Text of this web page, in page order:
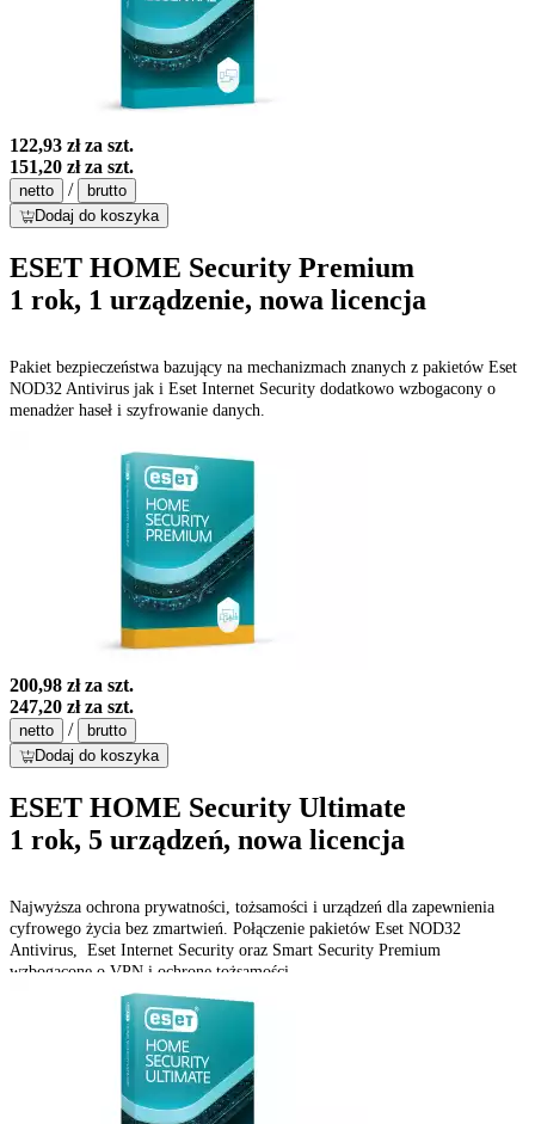
122,93 złza szt.
151,20 złza szt.
netto /
brutto
Dodaj do koszyka
ESET HOME Security Premium
1 rok, 1 urządzenie, nowa licencja
Pakiet bezpieczeństwa bazujący na mechanizmach znanych z pakietów Eset
NOD32 Antivirus jak i Eset Internet Security dodatkowo wzbogacony o
menadżer haseł i szyfrowanie danych.
200,98 złza szt.
247,20 złza szt.
netto /
brutto
Dodaj do koszyka
ESET HOME Security Ultimate
1 rok, 5 urządzeń, nowa licencja
Najwyższa ochrona prywatności, tożsamości i urządzeń dla zapewnienia
cyfrowego życia bez zmartwień. Połączenie pakietów Eset NOD32
Antivirus, Eset Internet Security oraz Smart Security Premium
wzbogacone o VPN i ochronę tożsamości.